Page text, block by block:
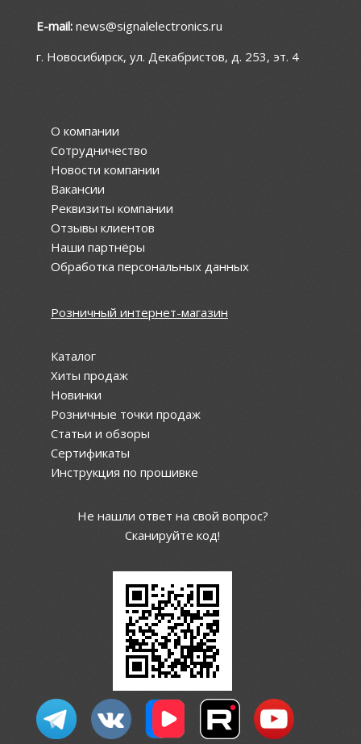
E-mail: news@signalelectronics.ru
г. Новосибирск, ул. Декабристов, д. 253, эт. 4
О компании
Сотрудничество
Новости компании
Вакансии
Реквизиты компании
Отзывы клиентов
Наши партнёры
Обработка персональных данных
Розничный интернет-магазин
Каталог
Хиты продаж
Новинки
Розничные точки продаж
Статьи и обзоры
Сертификаты
Инструкция по прошивке
Не нашли ответ на свой вопрос?
Сканируйте код!